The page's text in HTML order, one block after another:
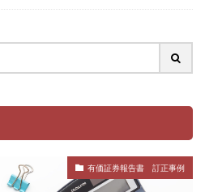
有価証券報告書 訂正事例